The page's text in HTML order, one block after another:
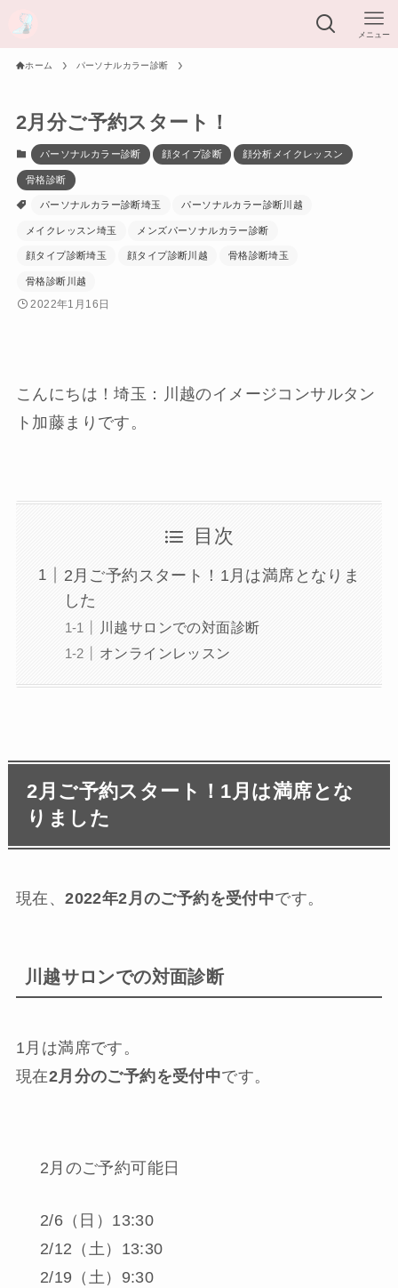
メニュー
ホーム パーソナルカラー診断
2月分ご予約スタート！
パーソナルカラー診断 顔タイプ診断 顔分析メイクレッスン
骨格診断
パーソナルカラー診断埼玉 パーソナルカラー診断川越
メイクレッスン埼玉 メンズパーソナルカラー診断
顔タイプ診断埼玉 顔タイプ診断川越 骨格診断埼玉
骨格診断川越
2022年1月16日
こんにちは！埼玉：川越のイメージコンサルタン
ト加藤まりです。
目次
2月ご予約スタート！1月は満席となりま
した
川越サロンでの対面診断
オンラインレッスン
2月ご予約スタート！1月は満席とな
りました
現在、2022年2月のご予約を受付中です。
川越サロンでの対面診断
1月は満席です。
現在2月分のご予約を受付中です。
2月のご予約可能日
2/6（日）13:30
2/12（土）13:30
2/19（土）9:30